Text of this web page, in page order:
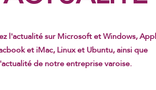
l'actualité sur Microsoft et Windows,
et iMac, Linux et Ubuntu, ainsi que
de notre entreprise varoise.